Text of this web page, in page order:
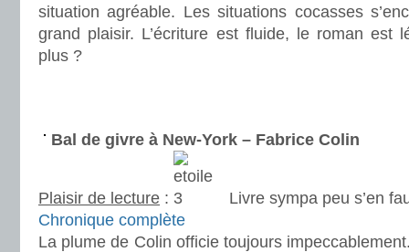
situation agréable. Les situations cocasses
grand plaisir. L’écriture est fluide, le roman est
plus ?
Bal de givre à New-York – Fabrice Colin
Plaisir de lecture :
Livre sympa peu s’en
Chronique complète
La plume de Colin officie toujours